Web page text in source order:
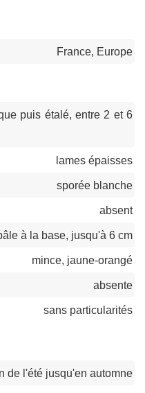
France, Europe
puis étalé, entre 2 et 6
lames épaisses
sporée blanche
absent
à la base, jusqu'à 6 cm
mince, jaune-orangé
absente
sans particularités
de l'été jusqu'en automne